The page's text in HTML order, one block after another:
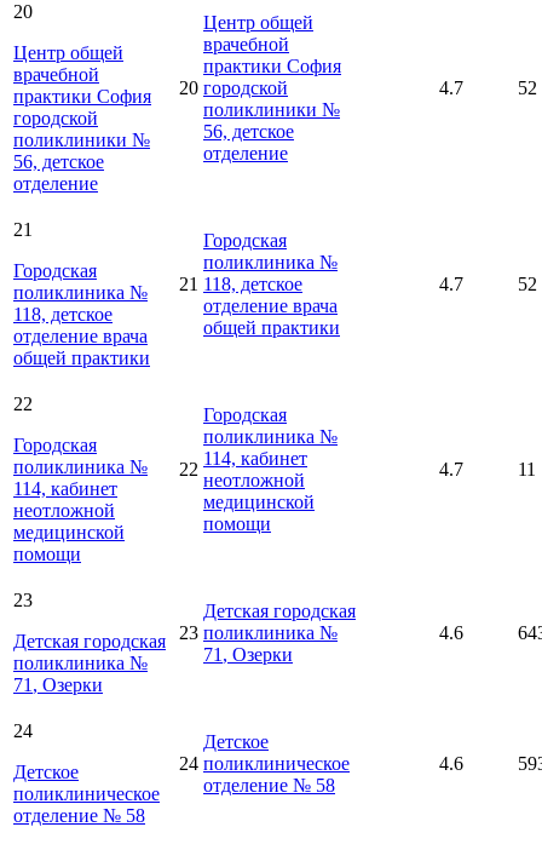
20
Центр общей
врачебной
практики София
городской
поликлиники №
56, детское
отделение
20
Центр общей
врачебной
практики София
городской
поликлиники №
56, детское
отделение
4.7 52
21
Городская
поликлиника №
118, детское
отделение врача
общей практики
21
Городская
поликлиника №
118, детское
отделение врача
общей практики
4.7 52
22
Городская
поликлиника №
114, кабинет
неотложной
медицинской
помощи
22
Городская
поликлиника №
114, кабинет
неотложной
медицинской
помощи
4.7 11
23
Детская городская
поликлиника №
71 , Озерки
23
Детская городская
поликлиника №
71 , Озерки
4.6
24
Детское
поликлиническое
отделение № 58
24
Детское
поликлиническое
отделение № 58
4.6